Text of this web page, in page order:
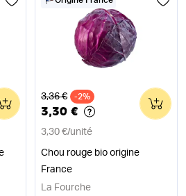
0 Ancien prix
3,36 € -2%
3,30 €
3,30 €/unité
Chou rouge bio origine
France
0
La Fourche